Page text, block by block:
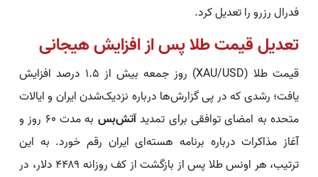
فدرال رزرو را تعدیل کرد.
تعدیل قیمت طلا پس از افزایش هیجانی
قیمت طلا (XAU/USD) روز جمعه بیش از ۱.۵ درصد افزایش
یافت؛ رشدی که در پی گزارش‌ها درباره نزدیک‌شدن ایران و ایالات
متحده به امضای توافقی برای تمدیدآتش‌بس
به مدت ۶۰ روز و
آغاز مذاکرات درباره برنامه هسته‌ای ایران رقم خورد. به این
ترتیب، هر اونس طلا پس از بازگشت از کف روزانه ۴۴۸۹ دلار، در